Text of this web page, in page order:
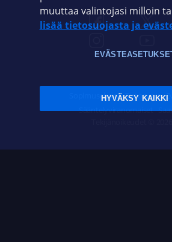
Sopimusehdot Tietosuoja
Sääntelyviranomaiset
muuttaa valintojasi milloin
lisää tietosuojasta ja
HYVÄKSY KAIKKI